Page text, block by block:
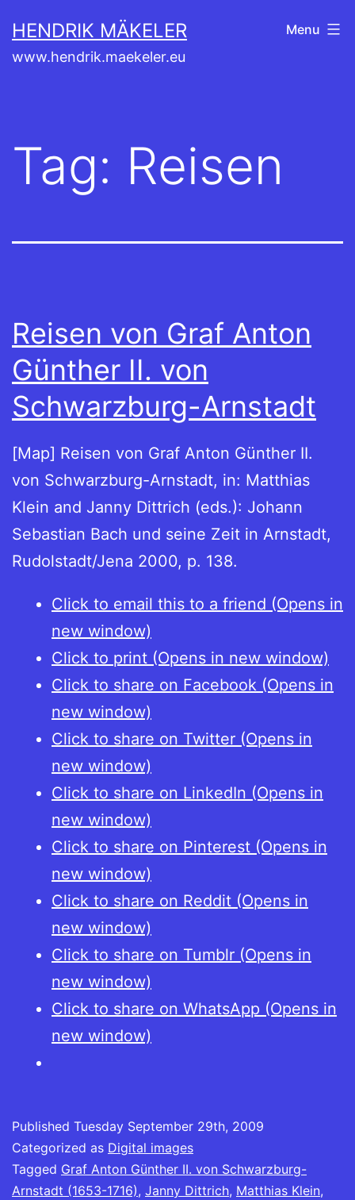
to
content
HENDRIK MÄKELER
www.hendrik.maekeler.eu
Menu
Tag: Reisen
Reisen von Graf Anton
Günther II. von
Schwarzburg-Arnstadt
[Map] Reisen von Graf Anton Günther II.
von Schwarzburg-Arnstadt, in: Matthias
Klein and Janny Dittrich (eds.): Johann
Sebastian Bach und seine Zeit in Arnstadt,
Rudolstadt/Jena 2000, p. 138.
Click to email this to a friend (Opens in
new window)
Click to print (Opens in new window)
Click to share on Facebook (Opens in
new window)
Click to share on Twitter (Opens in
new window)
Click to share on LinkedIn (Opens in
new window)
Click to share on Pinterest (Opens in
new window)
Click to share on Reddit (Opens in
new window)
Click to share on Tumblr (Opens in
new window)
Click to share on WhatsApp (Opens in
new window)
Published Tuesday September 29th, 2009
Categorized as Digital images
Tagged Graf Anton Günther II. von Schwarzburg-
Arnstadt (1653-1716), Janny Dittrich, Matthias Klein,